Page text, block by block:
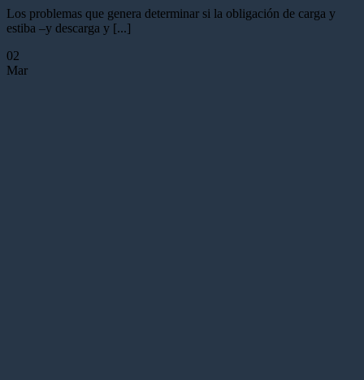
Los problemas que genera determinar si la obligación de carga y
estiba –y descarga y [...]
02
Mar